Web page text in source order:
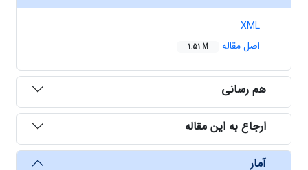
XML
اصل مقاله
1.51 M
هم رسانی
ارجاع به این مقاله
آمار